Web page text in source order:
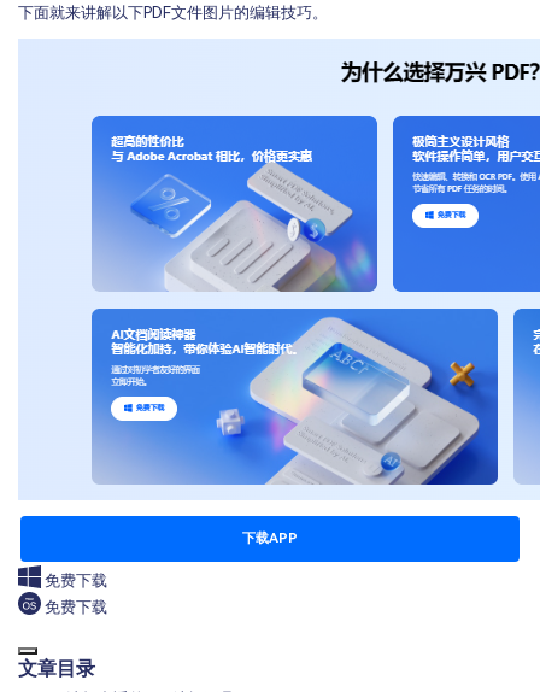
下面就来讲解以下PDF文件图片的编辑技巧。
下载APP
免费下载
免费下载
文章目录